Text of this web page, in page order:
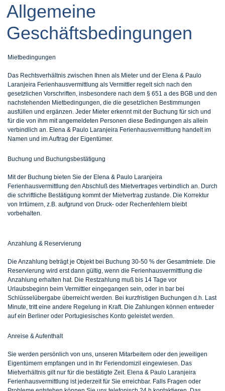
Allgemeine
Geschäftsbedingungen
Mietbedingungen
Das Rechtsverhältnis zwischen Ihnen als Mieter und der Elena & Paulo
Laranjeira Ferienhausvermittlung als Vermittler regelt sich nach den
gesetzlichen Vorschriften, insbesondere nach dem § 651 a des BGB und den
nachstehenden Mietbedingungen, die die gesetzlichen Bestimmungen
ausfüllen und ergänzen. Jeder Mieter erkennt mit der Buchung für sich und
für die von ihm mit angemeldeten Personen diese Bedingungen als allein
verbindlich an. Elena & Paulo Laranjeira Ferienhausvermittlung handelt im
Namen und im Auftrag der Eigentümer.
Buchung und Buchungsbestätigung
Mit der Buchung bieten Sie der Elena & Paulo Laranjeira
Ferienhausvermittlung den Abschluß des Mietvertrages verbindlich an. Durch
die schriftliche Bestätigung kommt der Mietvertrag zustande. Die Korrektur
von Irrtümern, z.B. aufgrund von Druck- oder Rechenfehlern bleibt
vorbehalten.
Anzahlung & Reservierung
Die Anzahlung beträgt je Objekt bei Buchung 30-50 % der Gesamtmiete. Die
Reservierung wird erst dann gültig, wenn die Ferienhausvermittlung die
Anzahlung erhalten hat. Die Restzahlung muß bis 14 Tage vor
Urlaubsbeginn beim Vermittler eingegangen sein, oder in bar bei
Schlüsselübergabe überreicht werden. Bei kurzfristigen Buchungen d.h. Last
Minute, tritt eine andere Regelung in Kraft. Die Zahlungen können entweder
auf ein Berliner oder Portugiesisches Konto geleistet werden.
Anreise & Aufenthalt
Sie werden persönlich von uns, unseren Mitarbeitern oder den jeweiligen
Eigentümern empfangen und in Ihr Feriendomizil eingewiesen. Das
Mietverhältnis gilt nur für die bestätigte Zeit. Elena & Paulo Laranjeira
Ferienhausvermittlung ist jederzeit für Sie erreichbar. Falls Fragen oder